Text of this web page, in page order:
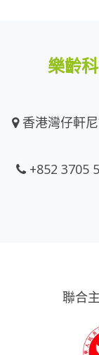
樂齡
香港灣仔軒
+852 3705
聯合